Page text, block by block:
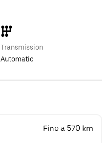
Transmission
Automatic
Fino a 570 km